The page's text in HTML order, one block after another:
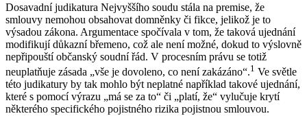
Dosavadní judikatura Nejvyššího soudu stála na premise, že
smlouvy nemohou obsahovat domněnky či fikce, jelikož je to
výsadou zákona. Argumentace spočívala v tom, že taková ujednání
modifikují důkazní břemeno, což ale není možné, dokud to výslovně
nepřipouští občanský soudní řád. V procesním právu se totiž
neuplatňuje zásada „vše je dovoleno, co není zakázáno“.1 Ve světle
této judikatury by tak mohlo být neplatné například takové ujednání,
které s pomocí výrazu „má se za to“ či „platí, že“ vylučuje krytí
některého specifického pojistného rizika pojistnou smlouvou.